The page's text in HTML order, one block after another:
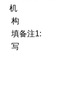
机
构
填
写
备注1: